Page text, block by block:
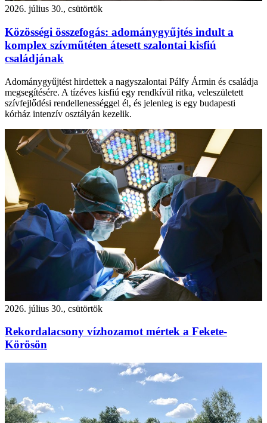
2026. július 30., csütörtök
Közösségi összefogás: adománygyűjtés indult a
komplex szívműtéten átesett szalontai kisfiú
családjának
Adománygyűjtést hirdettek a nagyszalontai Pálfy Ármin és családja
megsegítésére. A tízéves kisfiú egy rendkívül ritka, veleszületett
szívfejlődési rendellenességgel él, és jelenleg is egy budapesti
kórház intenzív osztályán kezelik.
2026. július 30., csütörtök
Rekordalacsony vízhozamot mértek a Fekete-
Körösön